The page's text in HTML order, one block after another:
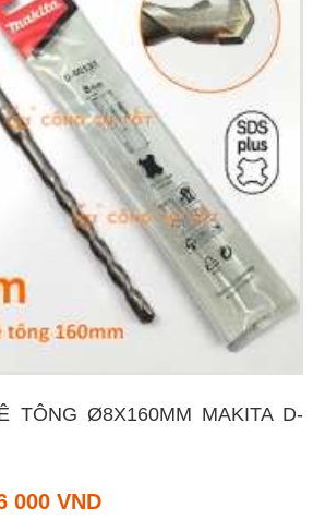
TÔNG Ø8X160MM MAKITA D-
000 VND